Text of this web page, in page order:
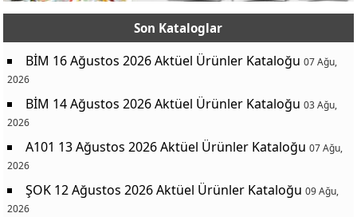
Kedi Tırmalama Direği
199,00 TL
Plastik Mama Kabı 0.3 L
19,90 TL
Plastik Mama Kabı 0.6 L
29,90 TL
Antrasit Kristal Saksı Çeşitleri 1,15 L
19,95 TL
Antrasit Kristal Saksı Çeşitleri 2 L
22,95 TL
Antrasit Kristal Saksı Çeşitleri 3,25 L
Antrasit Kristal Saksı Çeşitleri 6 L
49,95 TL
Son Kataloglar
BİM 16 Ağustos 2026 Aktüel Ürünler Kataloğu 07 Ağu,
2026
BİM 14 Ağustos 2026 Aktüel Ürünler Kataloğu 03 Ağu,
2026
A101 13 Ağustos 2026 Aktüel Ürünler Kataloğu 07 Ağu,
2026
ŞOK 12 Ağustos 2026 Aktüel Ürünler Kataloğu 09 Ağu,
2026